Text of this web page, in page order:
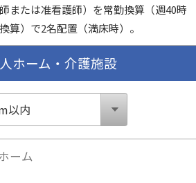
または准看護師）を常勤換算（週40時
算）で2名配置（満床時）。
ホーム・介護施設
ーム